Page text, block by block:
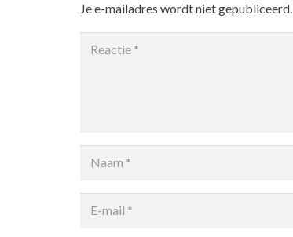
Je e-mailadres wordt niet gepubliceerd.